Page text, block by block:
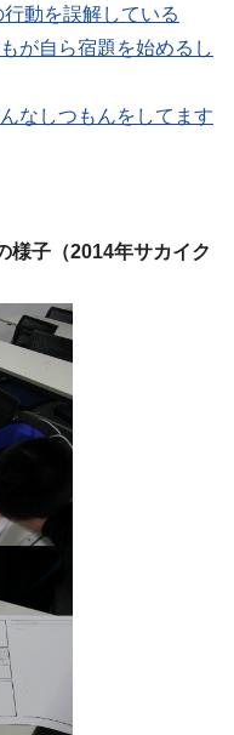
動を誤解している
が自ら宿題を始めるし
なしつもんをしてます
様子（2014年サカイク